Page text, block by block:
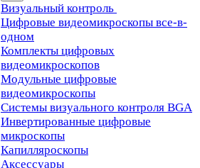
Визуальный контроль
Цифровые видеомикроскопы все-в-
одном
Комплекты цифровых
видеомикроскопов
Модульные цифровые
видеомикроскопы
Cистемы визуального контроля BGA
Инвертированные цифровые
микроскопы
Капилляроскопы
Аксессуары